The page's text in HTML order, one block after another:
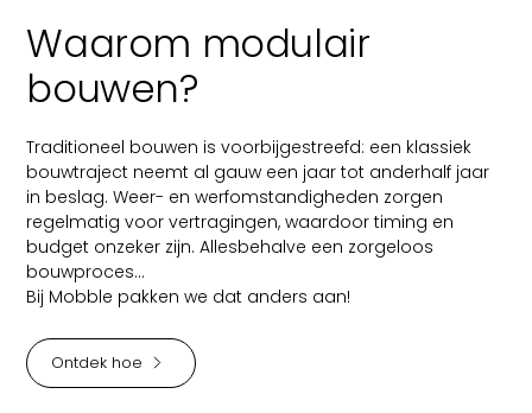
Waarom modulair
bouwen?
Traditioneel bouwen is voorbijgestreefd: een klassiek
bouwtraject neemt al gauw een jaar tot anderhalf jaar
in beslag. Weer- en werfomstandigheden zorgen
regelmatig voor vertragingen, waardoor timing en
budget onzeker zijn. Allesbehalve een zorgeloos
bouwproces...
Bij Mobble pakken we dat anders aan!
Ontdek hoe